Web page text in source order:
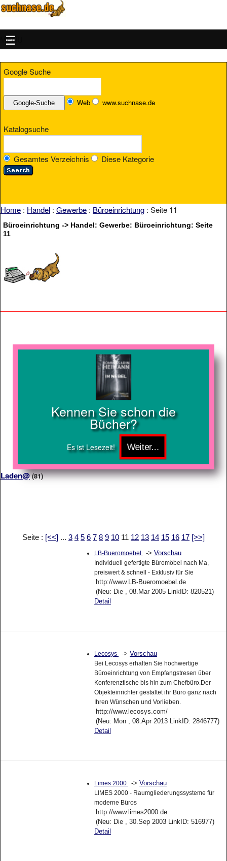
MENU
Google Suche
Web www.suchnase.de
Katalogsuche
Gesamtes Verzeichnis Diese Kategorie
Home : Handel : Gewerbe : Büroeinrichtung : Seite 11
Büroeinrichtung -> Handel: Gewerbe: Büroeinrichtung: Seite
11
Kennen Sie schon die
Bücher?
Es ist Lesezeit!
Laden@ (81)
Seite : [<<] ... 3 4 5 6 7 8 9 10 11 12 13 14 15 16 17 [>>]
LB-Bueromoebel -> Vorschau
Individuell gefertigte Büromöbel nach Ma,
preiswert & schnell - Exklusiv für Sie
http://www.LB-Bueromoebel.de
(Neu: Die , 08.Mar 2005 LinkID: 820521)
Detail
Lecosys -> Vorschau
Bei Lecosys erhalten Sie hochwertige
Büroeinrichtung von Empfangstresen über
Konferenztische bis hin zum Chefbüro.Der
Objekteinrichter gestaltet ihr Büro ganz nach
Ihren Wünschen und Vorlieben.
http://www.lecosys.com/
(Neu: Mon , 08.Apr 2013 LinkID: 2846777)
Detail
Limes 2000 -> Vorschau
LIMES 2000 - Raumgliederungssysteme für
moderne Büros
http://www.limes2000.de
(Neu: Die , 30.Sep 2003 LinkID: 516977)
Detail